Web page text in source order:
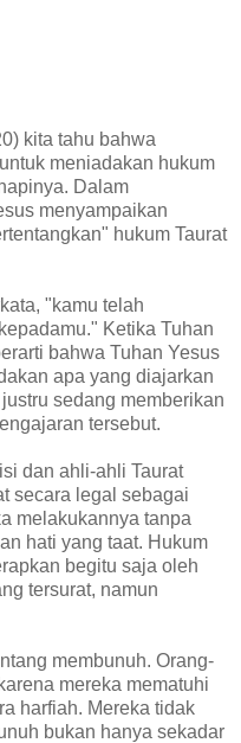
kita tahu bahwa
meniadakan hukum
Dalam
menyampaikan
hukum Taurat
"kamu telah
Ketika Tuhan
bahwa Tuhan Yesus
apa yang diajarkan
sedang memberikan
tersebut.
dan ahli-ahli Taurat
secara legal sebagai
melakukannya tanpa
hati yang taat. Hukum
begitu saja oleh
tersurat, namun
membunuh. Orang-
mereka mematuhi
harfiah. Mereka tidak
bukan hanya sekadar